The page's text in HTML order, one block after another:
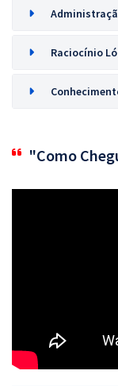
Raciocínio
"Como